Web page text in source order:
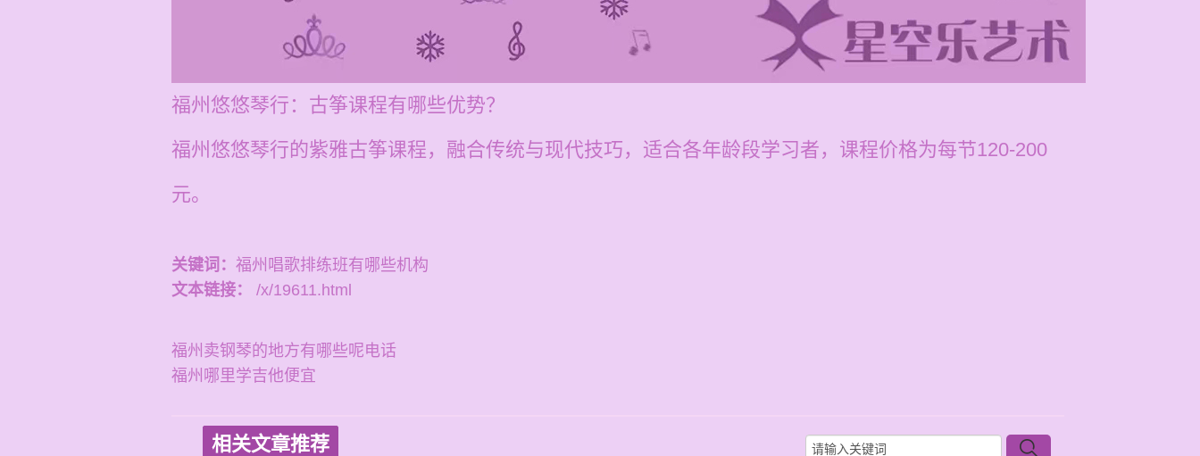
福州悠悠琴行：古筝课程有哪些优势？
福州悠悠琴行的紫雅古筝课程，融合传统与现代技巧，适合各年龄段学习者，课程价格为每节120-200
元。
关键词： 福州唱歌排练班有哪些机构
文本链接：
/x/19611.html
福州卖钢琴的地方有哪些呢电话
福州哪里学吉他便宜
相关文章推荐